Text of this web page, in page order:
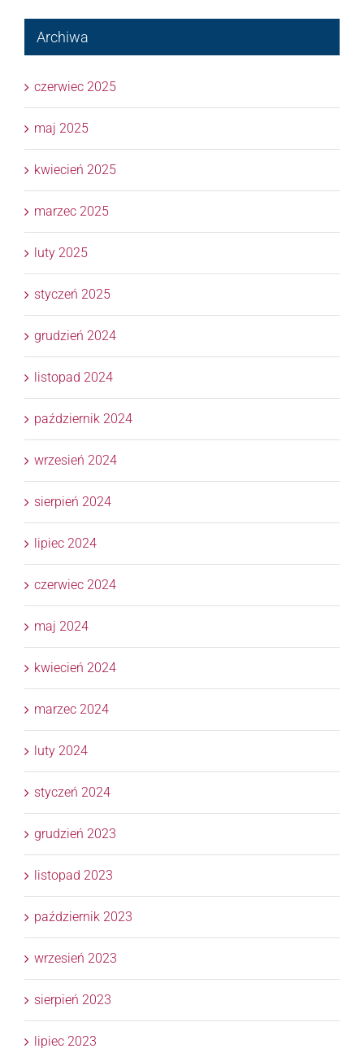
Archiwa
czerwiec 2025
maj 2025
kwiecień 2025
marzec 2025
luty 2025
styczeń 2025
grudzień 2024
listopad 2024
październik 2024
wrzesień 2024
sierpień 2024
lipiec 2024
czerwiec 2024
maj 2024
kwiecień 2024
marzec 2024
luty 2024
styczeń 2024
grudzień 2023
listopad 2023
październik 2023
wrzesień 2023
sierpień 2023
lipiec 2023